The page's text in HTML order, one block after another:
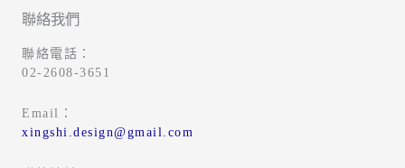
聯絡我們
聯絡電話：
02-2608-3651
Email：
xingshi.design@gmail.com